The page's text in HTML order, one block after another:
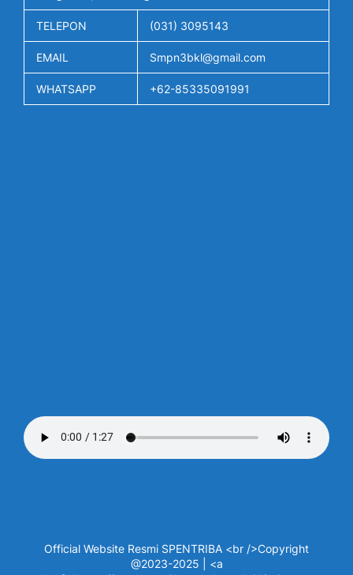
TELEPON (031) 3095143
EMAIL Smpn3bkl@gmail.com
WHATSAPP +62-85335091991
Official Website Resmi SPENTRIBA <br />Copyright
@2023-2025 | <a